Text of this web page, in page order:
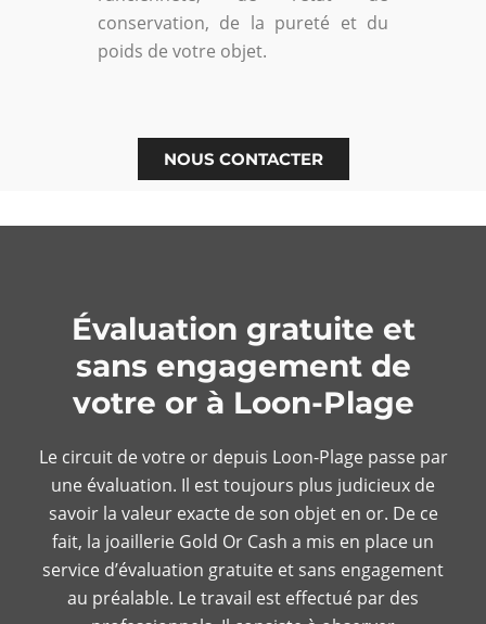
conservation, de la pureté et du
poids de votre objet.
NOUS CONTACTER
Évaluation gratuite et
sans engagement de
votre or à Loon-Plage
Le circuit de votre or depuis Loon-Plage passe par
une évaluation. Il est toujours plus judicieux de
savoir la valeur exacte de son objet en or. De ce
fait, la joaillerie Gold Or Cash a mis en place un
service d’évaluation gratuite et sans engagement
au préalable. Le travail est effectué par des